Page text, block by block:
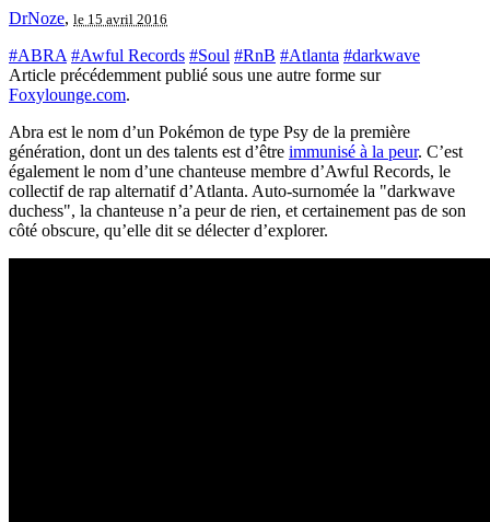
DrNoze, le 15 avril 2016
#ABRA #Awful Records #Soul #RnB #Atlanta #darkwave
Article précédemment publié sous une autre forme sur
Foxylounge.com.
Abra est le nom d’un Pokémon de type Psy de la première
génération, dont un des talents est d’être immunisé à la peur. C’est
également le nom d’une chanteuse membre d’Awful Records, le
collectif de rap alternatif d’Atlanta. Auto-surnomée la "darkwave
duchess", la chanteuse n’a peur de rien, et certainement pas de son
côté obscure, qu’elle dit se délecter d’explorer.